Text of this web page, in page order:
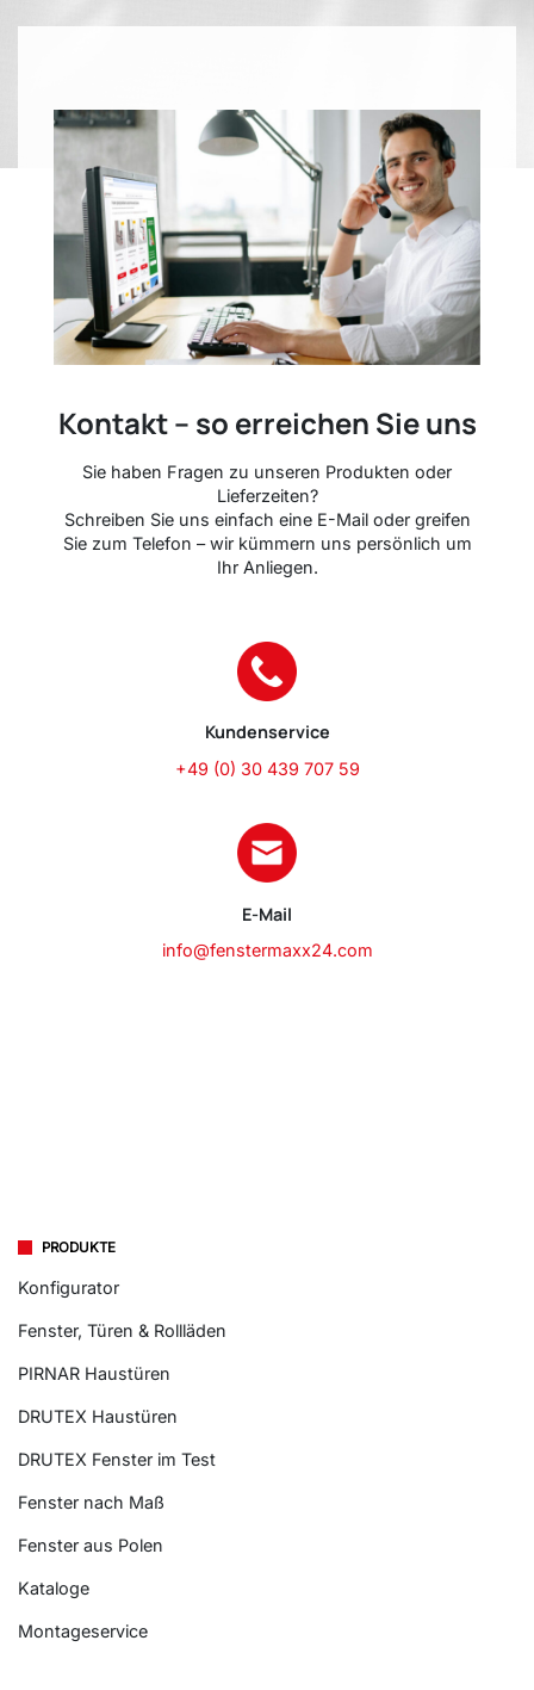
Kontakt – so erreichen Sie uns
Sie haben Fragen zu unseren Produkten oder
Lieferzeiten?
Schreiben Sie uns einfach eine E-Mail oder greifen
Sie zum Telefon – wir kümmern uns persönlich um
Ihr Anliegen.
Kundenservice
+49 (0) 30 439 707 59
E-Mail
info@fenstermaxx24.com
PRODUKTE
Konfigurator
Fenster, Türen & Rollläden
PIRNAR Haustüren
DRUTEX Haustüren
DRUTEX Fenster im Test
Fenster nach Maß
Fenster aus Polen
Kataloge
Montageservice